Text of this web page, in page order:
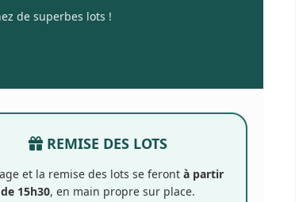
de superbes lots !
REMISE DES LOTS
et la remise des lots se ferontà partir
de 15h30, en main propre sur place.